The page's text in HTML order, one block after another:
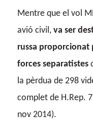
Mentre que el vol
avió civil, va ser
russa proporcionat
forces separatistes
la pèrdua de 298
complet de H.Rep.
nov 2014).